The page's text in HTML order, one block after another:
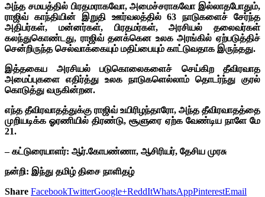
அந்த சமயத்தில் பிரதமராகவோ, அமைச்சராகவோ இல்லாதபோதும்,
ராஜிவ் காந்தியின் இறுதி ஊர்வலத்தில் 63 நாடுகளைச் சேர்ந்த
அதிபர்கள், மன்னர்கள், பிரதமர்கள், அரசியல் தலைவர்கள்
கலந்துகொண்டது, ராஜிவ் தனக்கென உலக அரங்கில் ஏற்படுத்திச்
சென்றிருந்த செல்வாக்கையும் மதிப்பையும் காட்டுவதாக இருந்தது.
இத்தகைய அரசியல் படுகொலைகளைச் செய்கிற தீவிரவாத
அமைப்புகளை எதிர்த்து உலக நாடுகளெல்லாம் தொடர்ந்து குரல்
கொடுத்து வருகின்றன.
எந்த தீவிரவாதத்துக்கு ராஜிவ் உயிரிழந்தாரோ, அந்த தீவிரவாதத்தை
முறியடிக்க ஓரணியில் திரண்டு, சூளுரை ஏற்க வேண்டிய நாளே மே
21.
– கட்டுரையாளர்: ஆர்.கோபண்ணா, ஆசிரியர், தேசிய முரசு
நன்றி: இந்து தமிழ் திசை நாளிதழ்
Share FacebookTwitterGoogle+ReddItWhatsAppPinterestEmail